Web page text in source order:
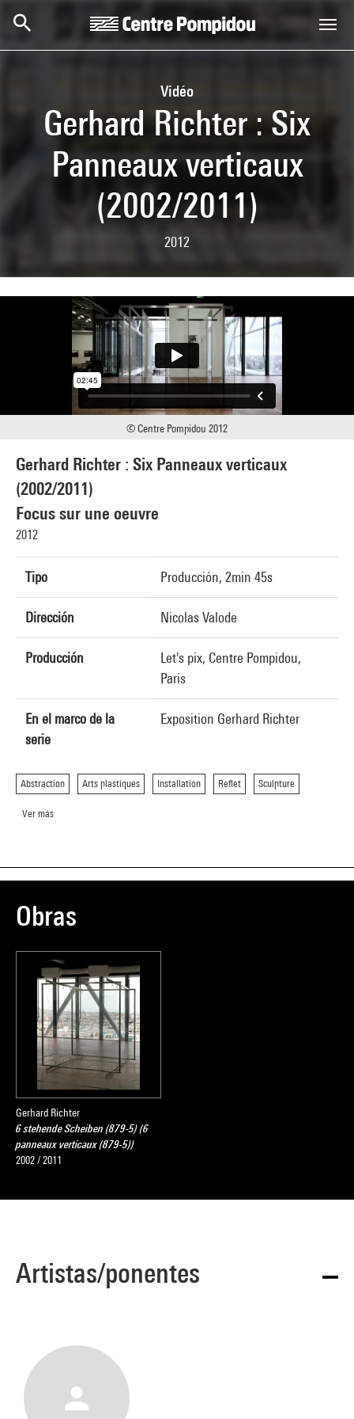
Vidéo
Gerhard Richter : Six
Panneaux verticaux
(2002/2011)
2012
Gerhard Richter : Six Panneaux verticaux
(2002/2011)
Focus sur une oeuvre
2012
Tipo Producción, 2min 45s
Dirección Nicolas Valode
Producción
Let's pix, Centre Pompidou,
Paris
En el marco de la
serie
Exposition Gerhard Richter
Abstraction Arts plastiques Installation Reflet Sculpture
Ver más
© Centre Pompidou 2012
Obras
Gerhard Richter
6 stehende Scheiben (879-5) (6
panneaux verticaux (879-5))
2002 / 2011
Artistas/ponentes